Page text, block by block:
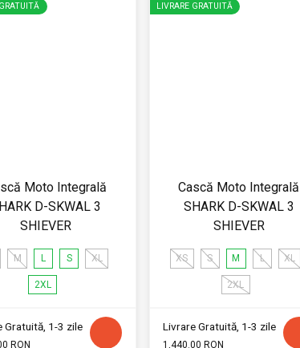
Moto Integrală
D-SKWAL 3
SHIEVER
M L S XL
2XL
Gratuită, 1-3 zile
RON
LIVRARE GRATUITĂ
Cască Moto Integrală
SHARK D-SKWAL 3
SHIEVER
XS S M L XL
2XL
Livrare Gratuită, 1-3 zile
1,440.00 RON